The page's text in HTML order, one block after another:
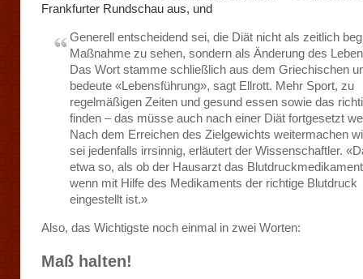
Frankfurter Rundschau aus, und
Generell entscheidend sei, die Diät nicht als zeitlich
Maßnahme zu sehen, sondern als Änderung des
Das Wort stamme schließlich aus dem Griechischen
bedeute «Lebensführung», sagt Ellrott. Mehr Sport, zu
regelmäßigen Zeiten und gesund essen sowie das
finden – das müsse auch nach einer Diät fortgesetzt
Nach dem Erreichen des Zielgewichts weitermachen
sei jedenfalls irrsinnig, erläutert der Wissenschaftler.
etwa so, als ob der Hausarzt das
wenn mit Hilfe des Medikaments der richtige Blutdruck
eingestellt ist.»
Also, das Wichtigste noch einmal in zwei Worten:
Maß halten!